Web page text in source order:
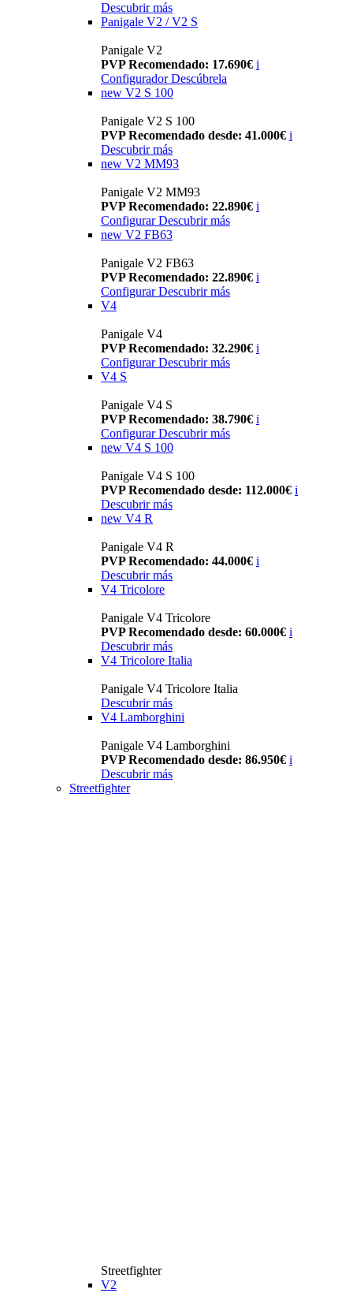
Descubrir más
Panigale V2 / V2 S
Panigale V2
PVP Recomendado: 17.690€ i
Configurador Descúbrela
new V2 S 100
Panigale V2 S 100
PVP Recomendado desde: 41.000€ i
Descubrir más
new V2 MM93
Panigale V2 MM93
PVP Recomendado: 22.890€ i
Configurar Descubrir más
new V2 FB63
Panigale V2 FB63
PVP Recomendado: 22.890€ i
Configurar Descubrir más
V4
Panigale V4
PVP Recomendado: 32.290€ i
Configurar Descubrir más
V4 S
Panigale V4 S
PVP Recomendado: 38.790€ i
Configurar Descubrir más
new V4 S 100
Panigale V4 S 100
PVP Recomendado desde: 112.000€ i
Descubrir más
new V4 R
Panigale V4 R
PVP Recomendado: 44.000€ i
Descubrir más
V4 Tricolore
Panigale V4 Tricolore
PVP Recomendado desde: 60.000€ i
Descubrir más
V4 Tricolore Italia
Panigale V4 Tricolore Italia
Descubrir más
V4 Lamborghini
Panigale V4 Lamborghini
PVP Recomendado desde: 86.950€ i
Descubrir más
Streetfighter
Streetfighter
V2